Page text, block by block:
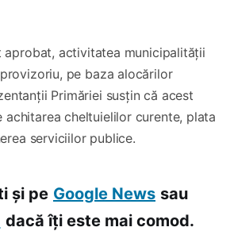
aprobat, activitatea municipalității
pe baza alocărilor
Primăriei susțin că acest
achitarea cheltuielilor curente, plata
serviciilor publice.
și pe Google News sau
dacă îți este mai comod.